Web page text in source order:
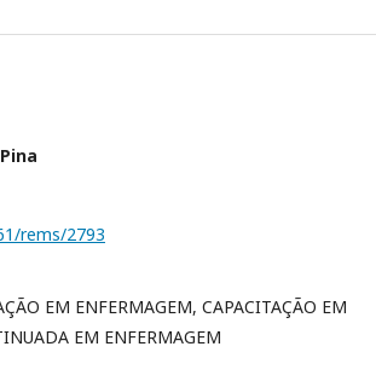
rems/2793
EM ENFERMAGEM, CAPACITAÇÃO EM
EM ENFERMAGEM